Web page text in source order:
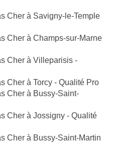
Cher à Savigny-le-Temple
Cher à Champs-sur-Marne
Cher à Villeparisis -
Cher à Torcy - Qualité Pro
Cher à Bussy-Saint-
Cher à Jossigny - Qualité
Cher à Bussy-Saint-Martin